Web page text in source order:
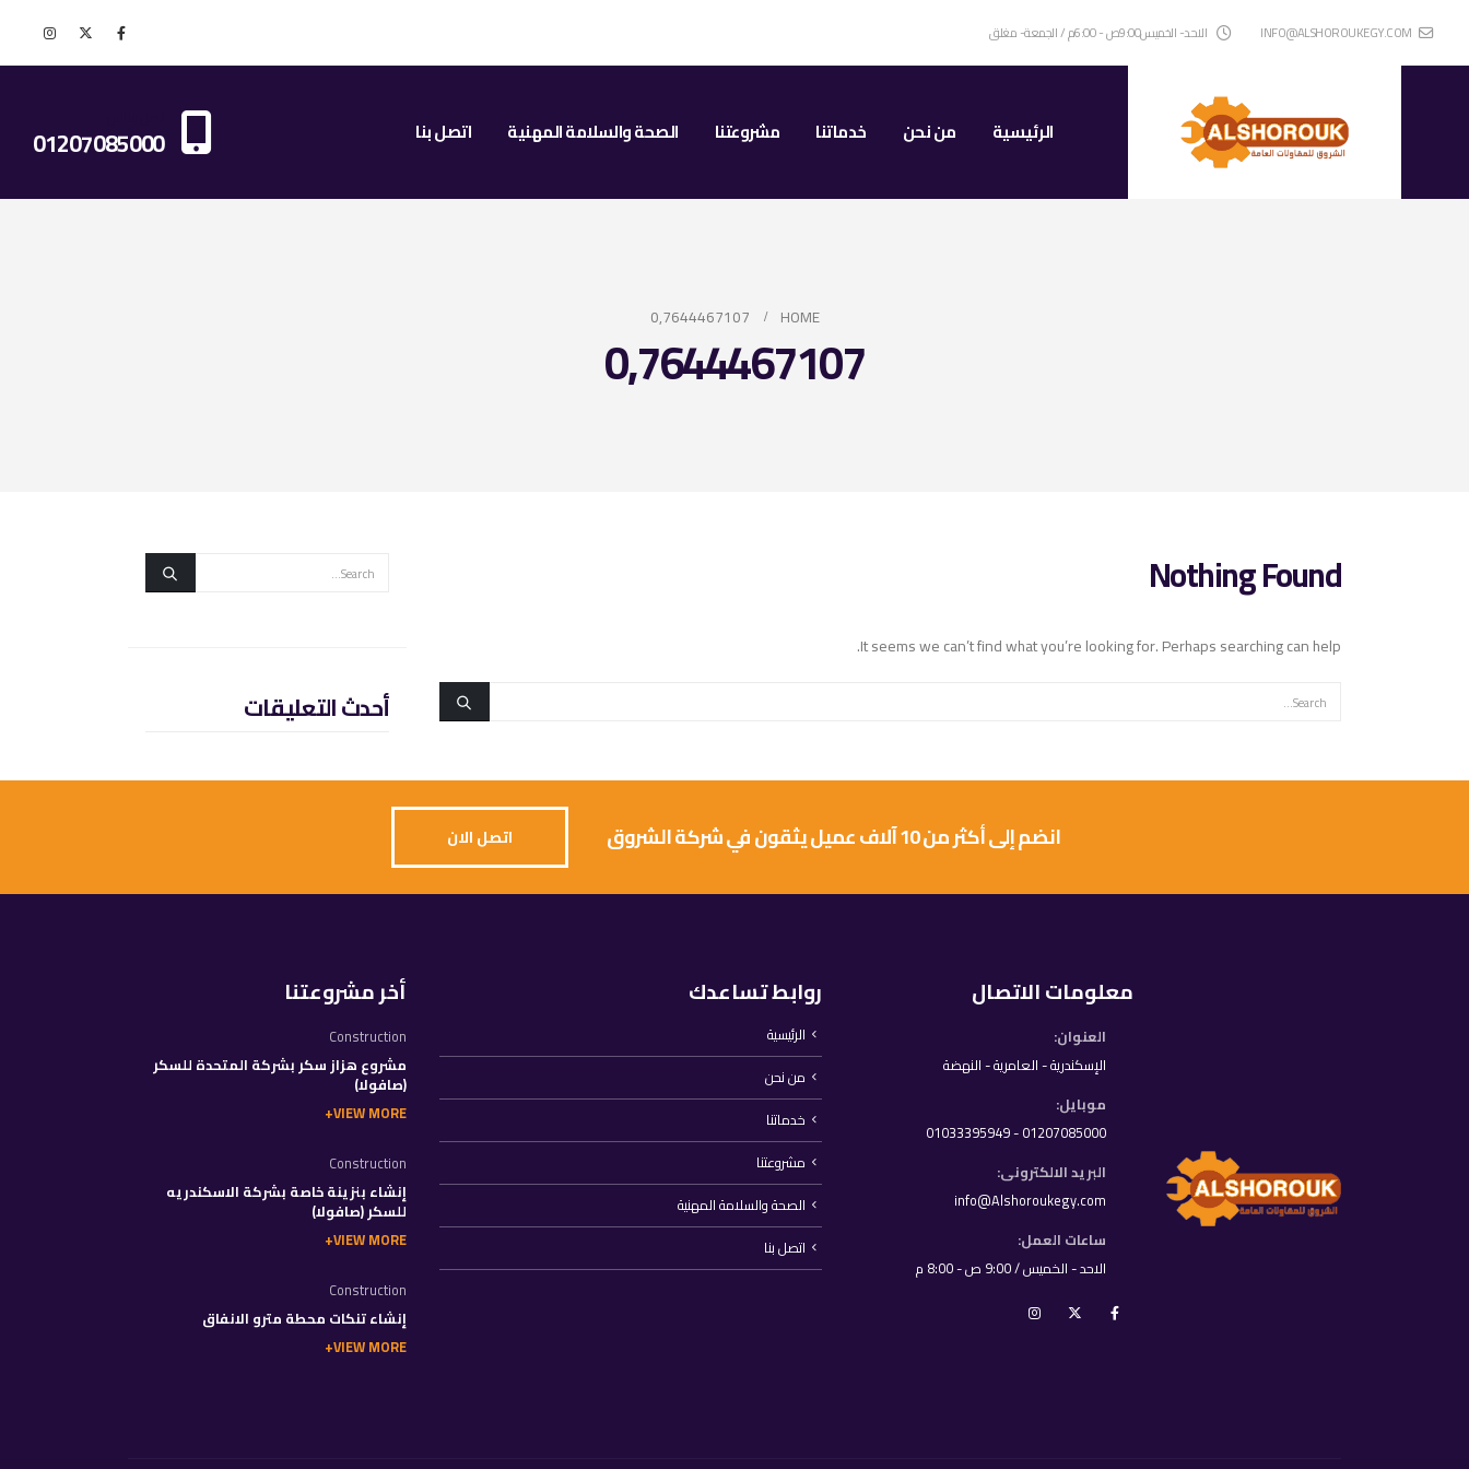
INFO@ALSHOROUKEGY.COM الاحد- الخميس9:00ص - 6:00م / الجمعة- مغلق
الرئيسية من نحن خدماتنا مشروعتنا الصحة والسلامة المهنية اتصل بنا 01207085000
HOME
0,7644467107
0,7644467107
Nothing Found
It seems we can’t find what you’re looking for. Perhaps searching can help.
أحدث التعليقات
انضم إلى أكثر من 10 آلاف عميل يثقون في شركة الشروق اتصل الان
معلومات الاتصال
العنوان:
الإسكندرية - العامرية - النهضة
موبايل:
01207085000 - 01033395949
البريد الالكترونى:
info@Alshoroukegy.com
ساعات العمل:
الاحد - الخميس / 9:00 ص - 8:00 م
روابط تساعدك
الرئيسية
من نحن
خدماتنا
مشروعتنا
الصحة والسلامة المهنية
اتصل بنا
أخر مشروعتنا
Construction
مشروع هزاز سكر بشركة المتحدة للسكر
(صافولا)
VIEW MORE
Construction
إنشاء بنزينة خاصة بشركة الاسكندريه
للسكر (صافولا)
VIEW MORE
Construction
إنشاء تنكات محطة مترو الانفاق
VIEW MORE